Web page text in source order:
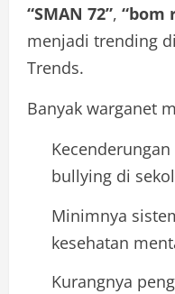
“SMAN 72”, “bom
menjadi trending
Trends.
Banyak warganet
bullying di
Minimnya
kesehatan
Kurangnya